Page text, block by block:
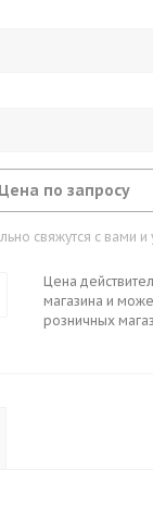
Цена по запросу
свяжутся с вами и
Цена
магазина и
розничных